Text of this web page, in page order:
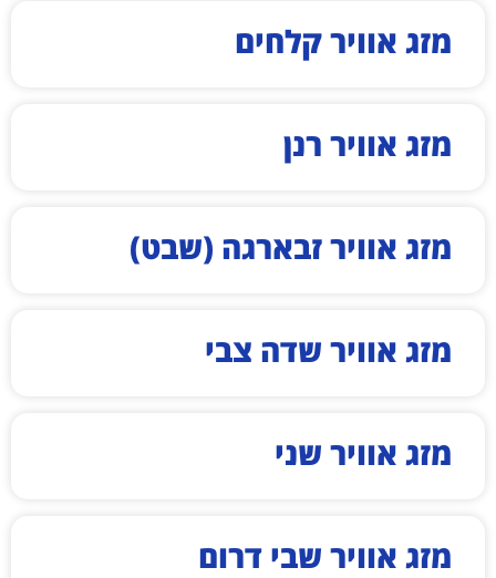
מזג אוויר קלחים
מזג אוויר רנן
מזג אוויר זבארגה (שבט)
מזג אוויר שדה צבי
מזג אוויר שני
מזג אוויר שבי דרום